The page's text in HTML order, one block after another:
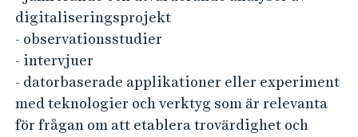
n
g
a
n
d
digitaliseringsprojekt
- observationsstudier
- intervjuer
- datorbaserade applikationer eller experiment
med teknologier och verktyg som är relevanta
för frågan om att etablera trovärdighet och